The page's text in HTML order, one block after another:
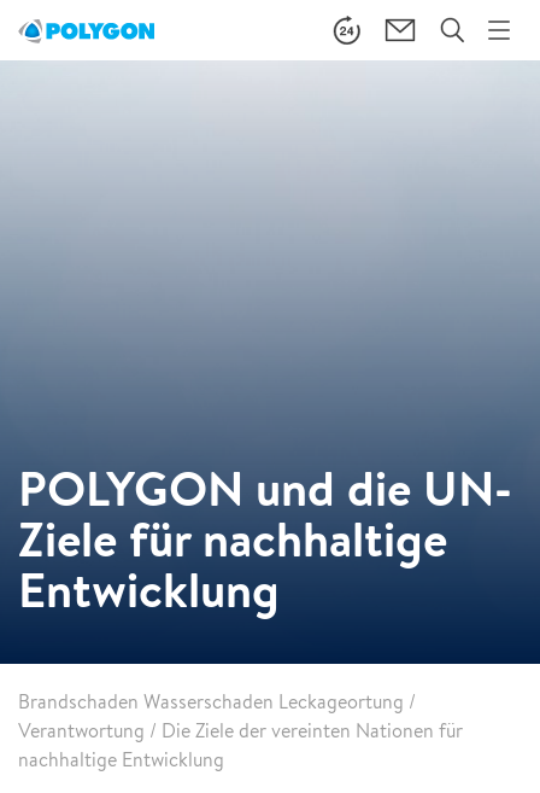
POLYGON und die UN-
Ziele für nachhaltige
Entwicklung
Brandschaden Wasserschaden Leckageortung /
Verantwortung / Die Ziele der vereinten Nationen für
nachhaltige Entwicklung